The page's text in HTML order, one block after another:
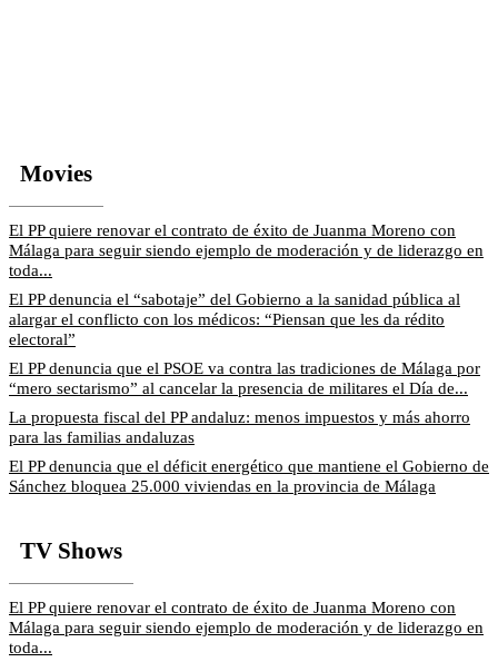
Movies
El PP quiere renovar el contrato de éxito de Juanma Moreno con
Málaga para seguir siendo ejemplo de moderación y de liderazgo en
toda...
El PP denuncia el “sabotaje” del Gobierno a la sanidad pública al
alargar el conflicto con los médicos: “Piensan que les da rédito
electoral”
El PP denuncia que el PSOE va contra las tradiciones de Málaga por
“mero sectarismo” al cancelar la presencia de militares el Día de...
La propuesta fiscal del PP andaluz: menos impuestos y más ahorro
para las familias andaluzas
El PP denuncia que el déficit energético que mantiene el Gobierno de
Sánchez bloquea 25.000 viviendas en la provincia de Málaga
TV Shows
El PP quiere renovar el contrato de éxito de Juanma Moreno con
Málaga para seguir siendo ejemplo de moderación y de liderazgo en
toda...